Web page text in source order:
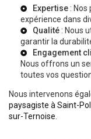
Expertise :
expérience dans
Qualité : Nous
garantir la
Engagement
Nous offrons un
toutes vos
Nous intervenons
paysagiste à Saint-
sur-Ternoise